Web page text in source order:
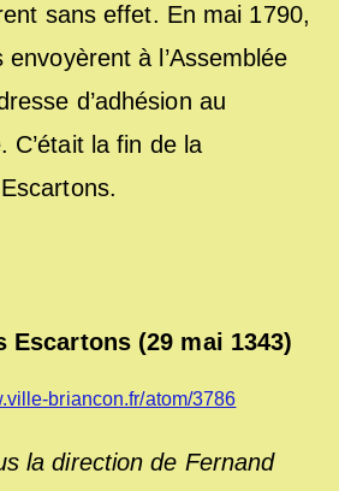
sans effet. En mai 1790,
envoyèrent à l’Assemblée
d’adhésion au
C’était la fin de la
Escartons (29 mai 1343)
briancon.fr/atom/3786
la direction de Fernand